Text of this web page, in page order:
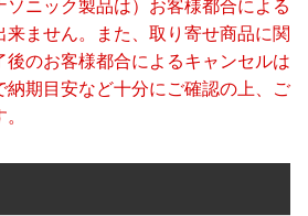
ニック製品は）お客様都合による
ません。また、取り寄せ商品に関
後のお客様都合によるキャンセルは
納期目安など十分にご確認の上、ご